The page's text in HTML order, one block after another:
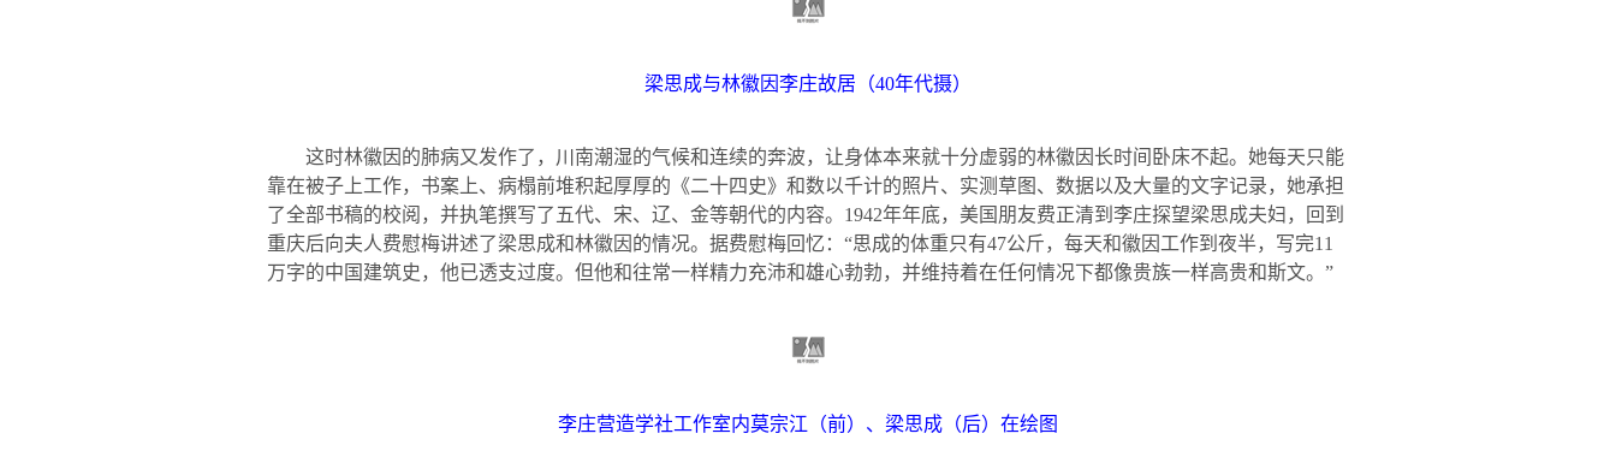
梁思成与林徽因李庄故居（40年代摄）
这时林徽因的肺病又发作了，川南潮湿的气候和连续的奔波，让身体本来就十分虚弱的林徽因长时间卧床不起。她每天只能
靠在被子上工作，书案上、病榻前堆积起厚厚的《二十四史》和数以千计的照片、实测草图、数据以及大量的文字记录，她承担
了全部书稿的校阅，并执笔撰写了五代、宋、辽、金等朝代的内容。 1942年年底，美国朋友费正清到李庄探望梁思成夫妇，回到
重庆后向夫人费慰梅讲述了梁思成和林徽因的情况。据费慰梅回忆：“思成的体重只有47公斤，每天和徽因工作到夜半，写完11
万字的中国建筑史，他已透支过度。但他和往常一样精力充沛和雄心勃勃，并维持着在任何情况下都像贵族一样高贵和斯文。”
李庄营造学社工作室内莫宗江（前）、梁思成（后）在绘图